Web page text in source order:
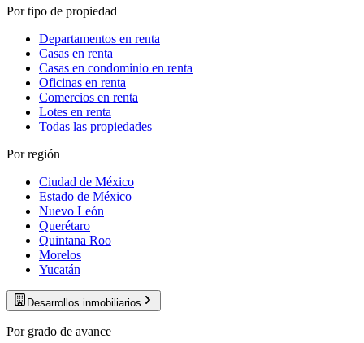
Por tipo de propiedad
Departamentos en renta
Casas en renta
Casas en condominio en renta
Oficinas en renta
Comercios en renta
Lotes en renta
Todas las propiedades
Por región
Ciudad de México
Estado de México
Nuevo León
Querétaro
Quintana Roo
Morelos
Yucatán
Desarrollos inmobiliarios
Por grado de avance